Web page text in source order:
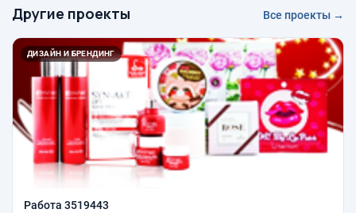
Другие проекты Все проекты →
ДИЗАЙН И БРЕНДИНГ
Работа 3519443